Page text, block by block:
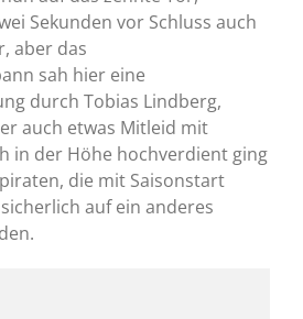
Sekunden vor Schluss auch
aber das
sah hier eine
durch Tobias Lindberg,
auch etwas Mitleid mit
in der Höhe hochverdient ging
die mit Saisonstart
auf ein anderes